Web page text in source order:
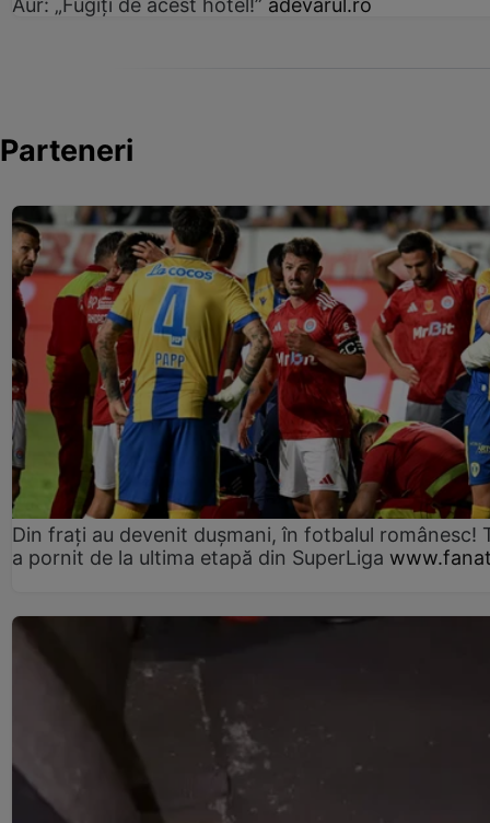
Aur: „Fugiți de acest hotel!” adevarul.ro
Parteneri
Din frați au devenit dușmani, în fotbalul românesc!
a pornit de la ultima etapă din SuperLiga